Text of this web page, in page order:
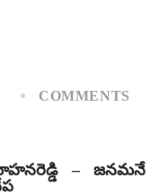
COMMENTS
– జనమనే